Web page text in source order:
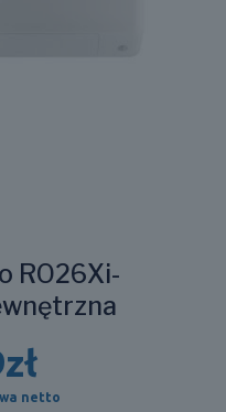
RO26Xi-
zł
netto